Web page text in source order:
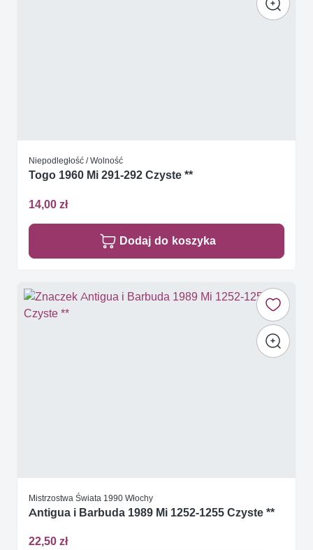
Niepodległość / Wolność
Togo 1960 Mi 291-292 Czyste **
14,00 zł
Dodaj do koszyka
Mistrzostwa Świata 1990 Włochy
Antigua i Barbuda 1989 Mi 1252-1255 Czyste **
22,50 zł